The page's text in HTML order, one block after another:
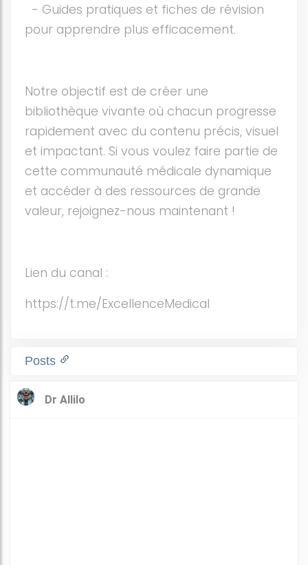
- Guides pratiques et fiches de révision
pour apprendre plus efficacement.
Notre objectif est de créer une
bibliothèque vivante où chacun progresse
rapidement avec du contenu précis, visuel
et impactant. Si vous voulez faire partie de
cette communauté médicale dynamique
et accéder à des ressources de grande
valeur, rejoignez-nous maintenant !
Lien du canal :
https://t.me/ExcellenceMedical
Posts